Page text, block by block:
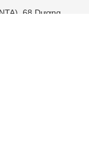
68 Dương